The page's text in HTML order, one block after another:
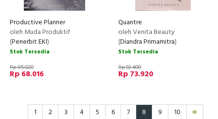
Productive Planner
oleh Muda Produktif
(Penerbit EKI)
Stok Tersedia
Rp 85.020
Rp 68.016
Quantre
oleh Venita Beauty
(Diandra Primamitra)
Stok Tersedia
Rp 92.400
Rp 73.920
1 2 3 4 5 6 7 8 9 10